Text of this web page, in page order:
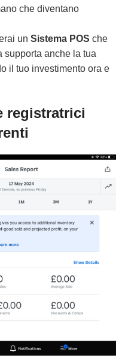
che diventano
un Sistema POS che
supporta anche la tua
il tuo investimento ora e
registratrici